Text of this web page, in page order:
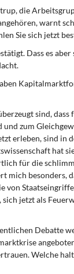
Moderne
die
warnt
Sie sich jetzt
Dass es aber
sind, dass
und zum
erleben, sind in
hat
für die
mich besonders,
von
jetzt als
Debatte
Welche